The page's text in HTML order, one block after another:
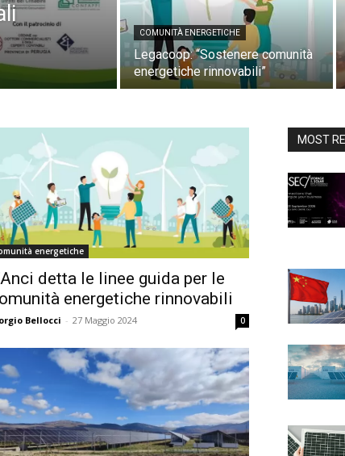
COMUNITÀ ENERGETICHE
Legacoop: “Sostenere comunità
energetiche rinnovabili”
energetiche
detta le linee guida per le
energetiche rinnovabili
Bellocci - 27 Maggio 2024 0
MOST